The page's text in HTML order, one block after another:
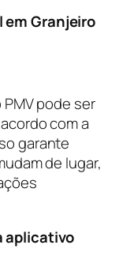
em Granjeiro
pode ser
com a
garante
de lugar,
aplicativo